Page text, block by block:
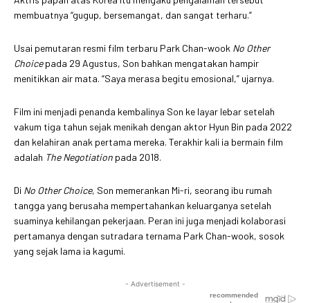
membuatnya “gugup, bersemangat, dan sangat terharu.”
Usai pemutaran resmi film terbaru Park Chan-wook No Other
Choicepada 29 Agustus, Son bahkan mengatakan hampir
menitikkan air mata. “Saya merasa begitu emosional,” ujarnya.
Film ini menjadi penanda kembalinya Son ke layar lebar setelah
vakum tiga tahun sejak menikah dengan aktor Hyun Bin pada 2022
dan kelahiran anak pertama mereka. Terakhir kali ia bermain film
adalah The Negotiation pada 2018.
Di No Other Choice, Son memerankan Mi-ri, seorang ibu rumah
tangga yang berusaha mempertahankan keluarganya setelah
suaminya kehilangan pekerjaan. Peran ini juga menjadi kolaborasi
pertamanya dengan sutradara ternama Park Chan-wook, sosok
yang sejak lama ia kagumi.
- Advertisement -